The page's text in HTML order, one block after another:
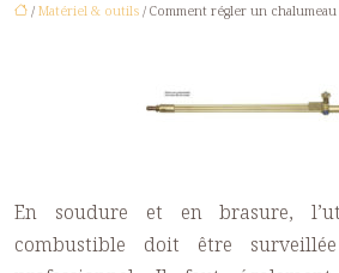
/ Matériel & outils / Comment régler un
En soudure et en brasure,
combustible doit être